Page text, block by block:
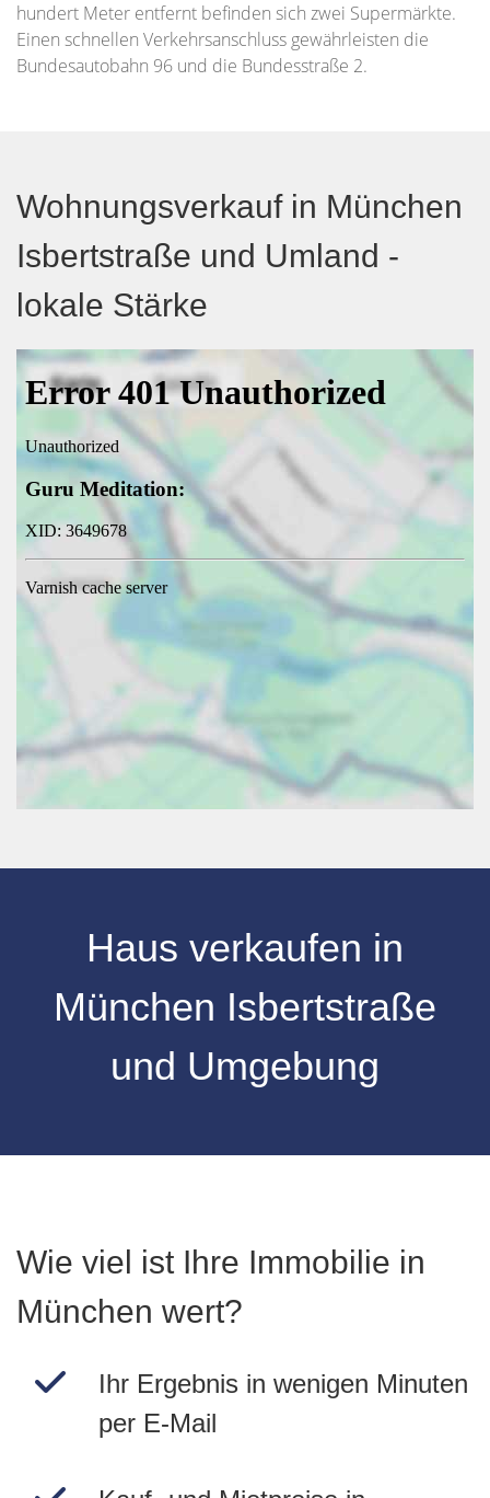
hundert Meter entfernt befinden sich zwei Supermärkte.
Einen schnellen Verkehrsanschluss gewährleisten die
Bundesautobahn 96 und die Bundesstraße 2.
Wohnungsverkauf in München
Isbertstraße und Umland -
lokale Stärke
Haus verkaufen in
München Isbertstraße
und Umgebung
Wie viel ist Ihre Immobilie in
München wert?
Ihr Ergebnis in wenigen Minuten
per E-Mail